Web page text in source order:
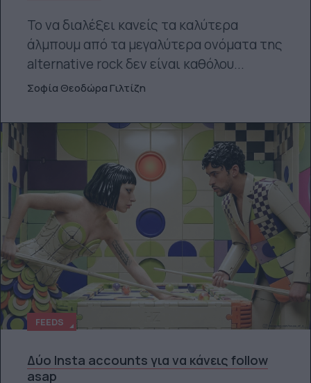
Το να διαλέξει κανείς τα καλύτερα
άλμπουμ από τα μεγαλύτερα ονόματα της
alternative rock δεν είναι καθόλου...
Σοφία Θεοδώρα Γιλτίζη
FEEDS
Δύο Insta accounts για να κάνεις follow
asap